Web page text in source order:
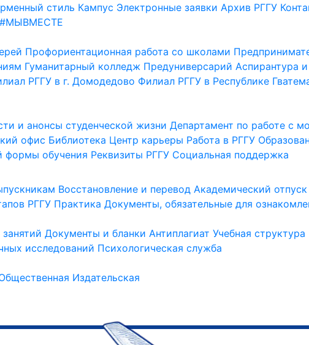
стиль Кампус Электронные заявки Архив РГГУ
#МЫВМЕСТЕ
Профориентационная работа со школами
Гуманитарный колледж Предуниверсарий Аспирантура
РГГУ в г. Домодедово Филиал РГГУ в Республике
и анонсы студенческой жизни Департамент по работе с
офис Библиотека Центр карьеры Работа в РГГУ
формы обучения Реквизиты РГГУ Социальная поддержка
Восстановление и перевод Академический отпуск
РГГУ Практика Документы, обязательные для
Документы и бланки Антиплагиат Учебная структура
исследований Психологическая служба
Издательская